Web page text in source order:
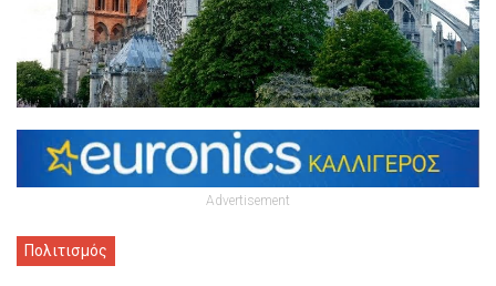
Advertisement
Πολιτισμός